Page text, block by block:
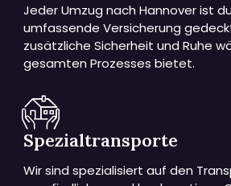
Jeder Umzug nach Hannover ist
umfassende Versicherung
zusätzliche Sicherheit und Ruhe
gesamten Prozesses bietet.
Spezialtransporte
Wir sind spezialisiert auf den